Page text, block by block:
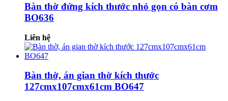
Bàn thờ đứng kích thước nhỏ gọn có bàn cơm
BO636
Liên hệ
Bàn thờ, án gian thờ kích thước
127cmx107cmx61cm BO647